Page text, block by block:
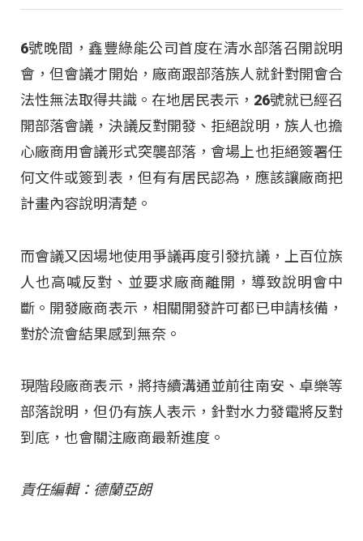
6號晚間，鑫豐綠能公司首度在清水部落召開說明
會，但會議才開始，廠商跟部落族人就針對開會合
法性無法取得共識。在地居民表示，26號就已經召
開部落會議，決議反對開發、拒絕說明，族人也擔
心廠商用會議形式突襲部落，會場上也拒絕簽署任
何文件或簽到表，但有有居民認為，應該讓廠商把
計畫內容說明清楚。
而會議又因場地使用爭議再度引發抗議，上百位族
人也高喊反對、並要求廠商離開，導致說明會中
斷。開發廠商表示，相關開發許可都已申請核備，
對於流會結果感到無奈。
現階段廠商表示，將持續溝通並前往南安、卓樂等
部落說明，但仍有族人表示，針對水力發電將反對
到底，也會關注廠商最新進度。
責任編輯：德蘭亞朗